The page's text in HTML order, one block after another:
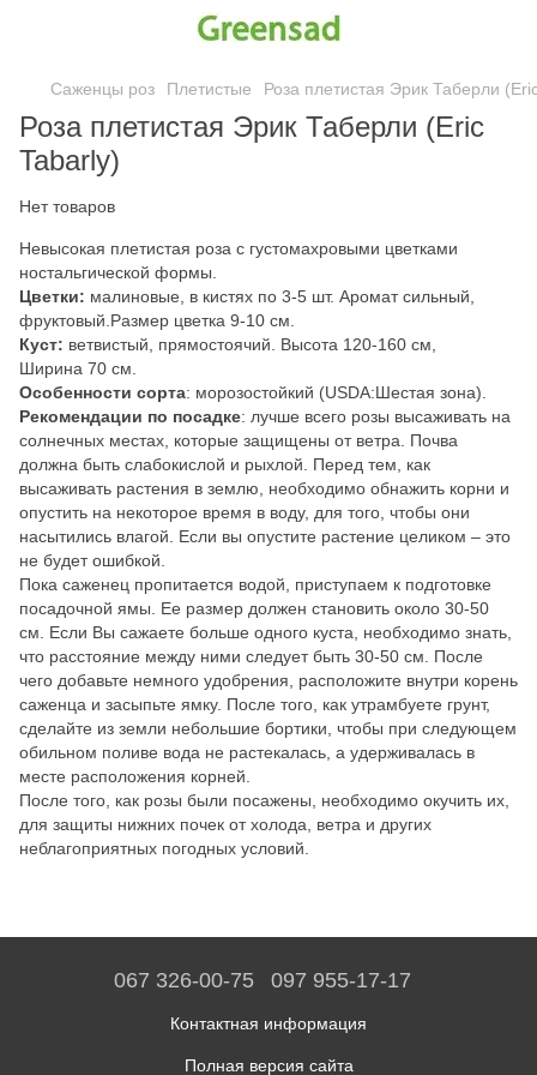
Саженцы роз Плетистые Роза плетистая Эрик Таберли
Роза плетистая Эрик Таберли (Eric
Tabarly)
Нет товаров
Невысокая плетистая роза с густомахровыми цветками
ностальгической формы.
Цветки: малиновые, в кистях по 3-5 шт. Аромат сильный,
фруктовый.Размер цветка 9-10 см.
Куст: ветвистый, прямостоячий. Высота 120-160 см,
Ширина 70 см.
Особенности сорта: морозостойкий (USDA:Шестая зона).
Рекомендации по посадке: лучше всего розы высаживать на
солнечных местах, которые защищены от ветра. Почва
должна быть слабокислой и рыхлой. Перед тем, как
высаживать растения в землю, необходимо обнажить корни и
опустить на некоторое время в воду, для того, чтобы они
насытились влагой. Если вы опустите растение целиком – это
не будет ошибкой.
Пока саженец пропитается водой, приступаем к подготовке
посадочной ямы. Ее размер должен становить около 30-50
см. Если Вы сажаете больше одного куста, необходимо знать,
что расстояние между ними следует быть 30-50 см. После
чего добавьте немного удобрения, расположите внутри корень
саженца и засыпьте ямку. После того, как утрамбуете грунт,
сделайте из земли небольшие бортики, чтобы при следующем
обильном поливе вода не растекалась, а удерживалась в
месте расположения корней.
После того, как розы были посажены, необходимо окучить их,
для защиты нижних почек от холода, ветра и других
неблагоприятных погодных условий.
067 326-00-75 097 955-17-17
Контактная информация
Полная версия сайта